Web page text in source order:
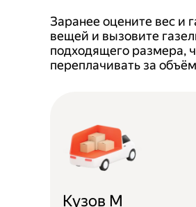
Заранее оцените вес и
вещей и вызовите
подходящего размера,
переплачивать за
Кузов M